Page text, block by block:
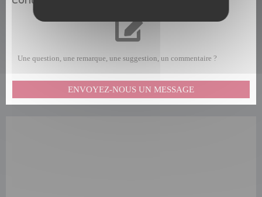
Une question, une remarque, une suggestion, un commentaire ?
ENVOYEZ-NOUS UN MESSAGE